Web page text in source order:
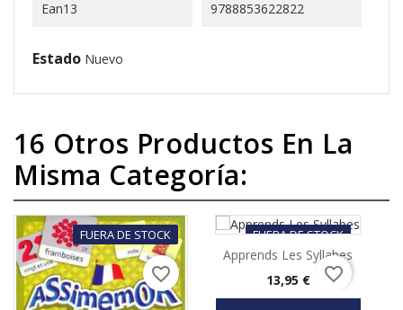
Ean13 9788853622822
Estado Nuevo
16 Otros Productos En La
Misma Categoría:
FUERA DE STOCK
favorite_border
FUERA DE STOCK
Apprends Les Syllabes
Precio
13,95 € favorite_border